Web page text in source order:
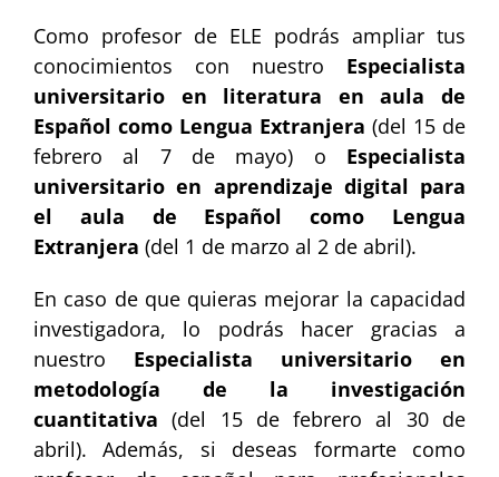
Como profesor de ELE podrás ampliar tus
conocimientos con nuestro Especialista
universitario en literatura en aula de
Español como Lengua Extranjera (del 15 de
febrero al 7 de mayo) o Especialista
universitario en aprendizaje digital para
el aula de Español como Lengua
Extranjera (del 1 de marzo al 2 de abril).
En caso de que quieras mejorar la capacidad
investigadora, lo podrás hacer gracias a
nuestro Especialista universitario en
metodología de la investigación
cuantitativa (del 15 de febrero al 30 de
abril). Además, si deseas formarte como